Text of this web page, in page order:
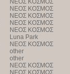
NEOΣ KOΣMOΣ
NEOΣ KOΣMOΣ
NEOΣ KOΣMOΣ
NEOΣ KOΣMOΣ
NEOΣ KOΣMOΣ
Luna Park
NEOΣ KOΣMOΣ
other
other
NEOΣ KOΣMOΣ
NEOΣ KOΣMOΣ